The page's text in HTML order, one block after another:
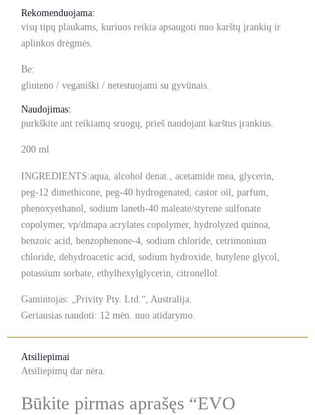
Rekomenduojama:
visų tipų plaukams, kuriuos reikia apsaugoti nuo karštų įrankių ir
aplinkos drėgmės.
Be:
gliuteno / veganiški / netestuojami su gyvūnais.
Naudojimas:
purkškite ant reikiamų sruogų, prieš naudojant karštus įrankius.
200 ml
INGREDIENTS:aqua, alcohol denat., acetamide mea, glycerin,
peg-12 dimethicone, peg-40 hydrogenated, castor oil, parfum,
phenoxyethanol, sodium laneth-40 maleate/styrene sulfonate
copolymer, vp/dmapa acrylates copolymer, hydrolyzed quinoa,
benzoic acid, benzophenone-4, sodium chloride, cetrimonium
chloride, dehydroacetic acid, sodium hydroxide, butylene glycol,
potassium sorbate, ethylhexylglycerin, citronellol.
Gamintojas: „Privity Pty. Ltd.“, Australija.
Geriausias naudoti: 12 mėn. nuo atidarymo.
Atsiliepimai
Atsiliepimų dar nėra.
Būkite pirmas aprašęs “EVO